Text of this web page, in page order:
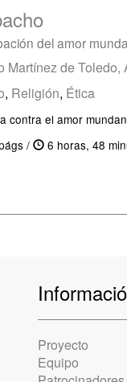
del amor
Martínez de Toledo,
, Religión, Ética
contra el amor
/
6 horas, 48
Proyecto
Equipo